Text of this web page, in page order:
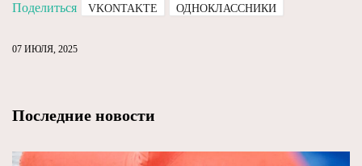
Поделиться VKONTAKTE ОДНОКЛАССНИКИ
07 ИЮЛЯ, 2025
Последние новости